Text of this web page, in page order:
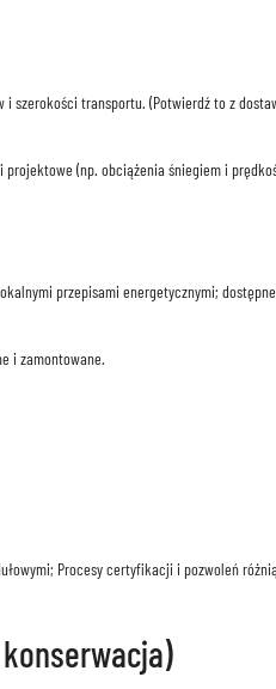
szerokości transportu. (Potwierdź to z
(np. obciążenia śniegiem i
przepisami energetycznymi;
i zamontowane.
Procesy certyfikacji i pozwoleń